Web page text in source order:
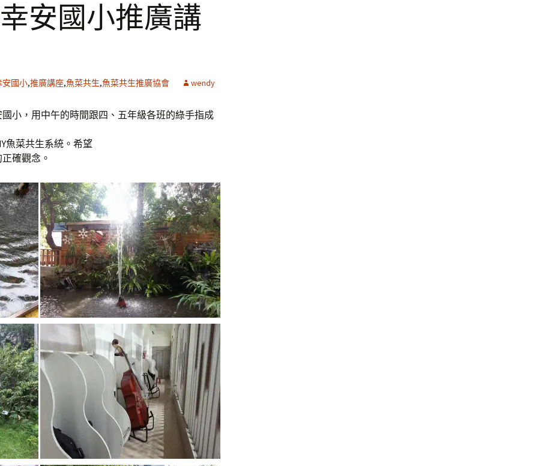
安國小推廣講
安國小,推廣講座,魚菜共生,魚菜共生推廣協會 wendy
小，用中午的時間跟四、五年級各班的綠手指成
魚菜共生系統。希望
確觀念。